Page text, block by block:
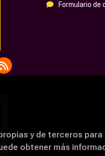
Formulario de
y de terceros
obtener más